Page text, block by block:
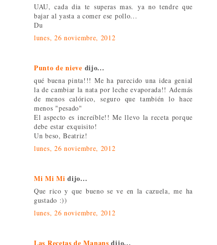
UAU, cada dia te superas mas. ya no tendre que
bajar al yasta a comer ese pollo...
Du
lunes, 26 noviembre, 2012
Punto de nieve dijo...
qué buena pinta!!! Me ha parecido una idea genial
la de cambiar la nata por leche evaporada!! Además
de menos calórico, seguro que también lo hace
menos "pesado"
El aspecto es increíble!! Me llevo la receta porque
debe estar exquisito!
Un beso, Beatriz!
lunes, 26 noviembre, 2012
Mi Mi Mi dijo...
Que rico y que bueno se ve en la cazuela, me ha
gustado :))
lunes, 26 noviembre, 2012
Las Recetas de Manans dijo...